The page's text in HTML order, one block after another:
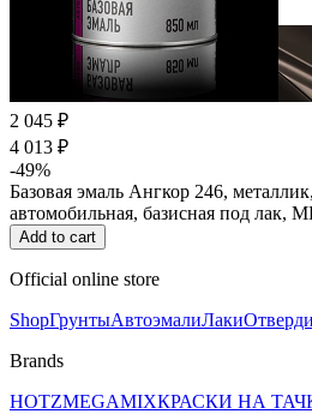
2 045 ₽
4 013 ₽
-49%
Базовая эмаль Ангкор 246,
автомобильная, базисная под лак,
Add to cart
Official online store
ShopГрунтыАвтоэмалиЛаки
Brands
HOTZMEGAMIXКРАСКИ НА